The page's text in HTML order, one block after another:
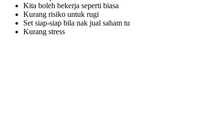
Kita boleh bekerja seperti biasa
Kurang risiko untuk rugi
Set siap-siap bila nak jual saham tu
Kurang stress